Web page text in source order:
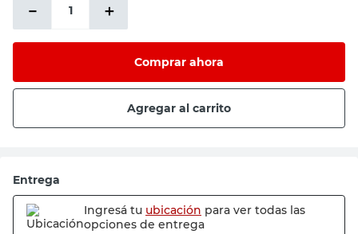
＋
－
Comprar ahora
Agregar al carrito
Entrega
Ingresá tu ubicación para ver todas las
opciones de entrega